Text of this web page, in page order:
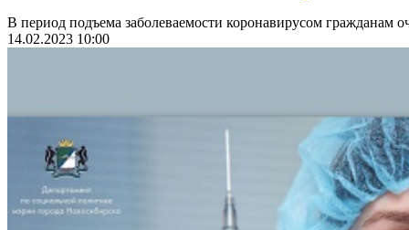
В период подъема заболеваемости коронавирусом гражданам
14.02.2023 10:00